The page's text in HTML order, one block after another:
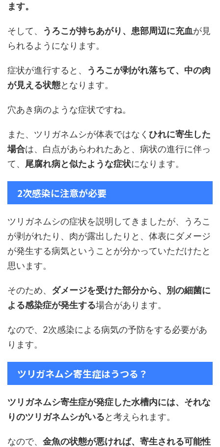
ます。
そして、 うろこが持ちあがり、患部周辺に充血が見
られるようになります。
症状が進行すると、
うろこが剥がれ落ちて、中の肉
が見える状態となります。
穴あき病のような症状ですね。
また、ツリガネムシが体表ではなく ひれに寄生した
場合は、白点があらわれたあと、病状の進行に伴っ
て、 尾腐れ病と似たような症状になります。
2次感染に注意が必要
ツリガネムシの症状を説明してきましたが、うろこ
が剥がれたり、肉が露出したりと、体表にダメージ
が発生する病気ということが分かっていただけたと
思います。
そのため、 ダメージを受けた部分から、別の細菌に
よる感染症が発生する場合があります。
なので、2次感染による病気の予防をする必要があ
ります。
ツリガネムシ寄生症はうつる？
ツリガネムシ寄生症が発症した水槽内には、それな
りのツリガネムシがいると考えられます。
なので、 金魚の状態が悪ければ、寄生される可能性